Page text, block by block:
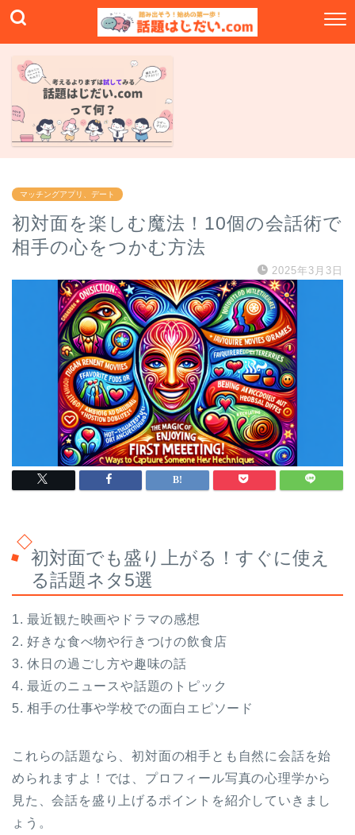
マッチングアプリ、デート
初対面を楽しむ魔法！10個の会話術で
相手の心をつかむ方法
2025年3月3日
初対面でも盛り上がる！すぐに使え
る話題ネタ5選
1. 最近観た映画やドラマの感想
2. 好きな食べ物や行きつけの飲食店
3. 休日の過ごし方や趣味の話
4. 最近のニュースや話題のトピック
5. 相手の仕事や学校での面白エピソード
これらの話題なら、初対面の相手とも自然に会話を始
められますよ！では、プロフィール写真の心理学から
見た、会話を盛り上げるポイントを紹介していきまし
ょう。